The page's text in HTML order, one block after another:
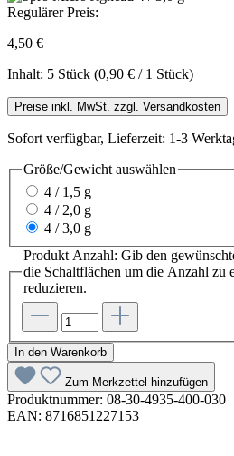
Regulärer Preis:
4,50 €
Inhalt: 5 Stück (0,90 € / 1 Stück)
Preise inkl. MwSt. zzgl. Versandkosten
Sofort verfügbar, Lieferzeit: 1-3
Größe/Gewicht auswählen
4 / 1,5 g
4 / 2,0 g
4 / 3,0 g
Produkt Anzahl: Gib den
die Schaltflächen um die Anzahl zu
reduzieren.
In den Warenkorb
Zum Merkzettel hinzufügen
Produktnummer: 08-30-4935-400-030
EAN: 8716851227153